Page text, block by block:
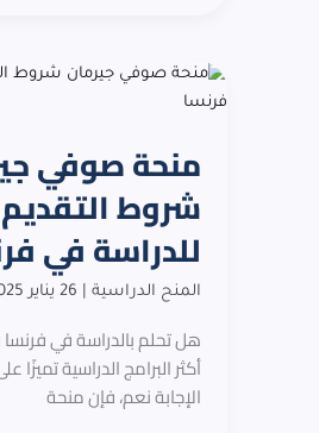
شروط التقديم
للدراسة في
المنح الدراسية 26 يناير 2025
هل تحلم بالدراسة في
أكثر البرامج الدراسية
الإجابة نعم، فإن منحة
منحة
صوفي
2026:
شروط
التقديم
والمزايا
للدراسة
في
فرنسا